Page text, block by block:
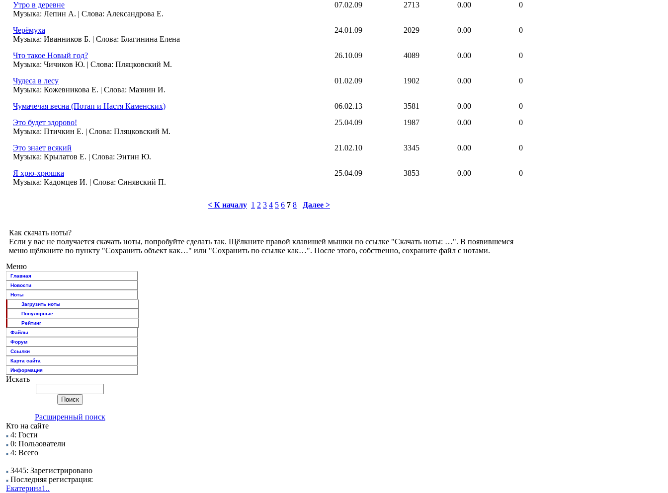
Утро в деревне
Музыка: Лепин А. | Слова: Александрова Е.
07.02.09 2713 0.00 0
Черёмуха
Музыка: Иванников Б. | Слова: Благинина Елена
24.01.09 2029 0.00 0
Что такое Новый год?
Музыка: Чичиков Ю. | Слова: Пляцковский М.
26.10.09 4089 0.00 0
Чудеса в лесу
Музыка: Кожевникова Е. | Слова: Мазнин И.
01.02.09 1902 0.00 0
Чумачечая весна (Потап и Настя Каменских) 06.02.13 3581 0.00
0
Это будет здорово!
Музыка: Птичкин Е. | Слова: Пляцковский М.
25.04.09 1987 0.00 0
Это знает всякий
Музыка: Крылатов Е. | Слова: Энтин Ю.
21.02.10 3345 0.00 0
Я хрю-хрюшка
Музыка: Кадомцев И. | Слова: Синявский П.
25.04.09 3853 0.00 0
< К началу 1 2 3 4 5 6 7 8 Далее >
Как скачать ноты?
Если у вас не получается скачать ноты, попробуйте сделать так. Щёлкните правой клавишей мышки по ссылке "Скачать ноты: …". В появившемся
меню щёлкните по пункту "Сохранить объект как…" или "Сохранить по ссылке как…". После этого, собственно, сохраните файл с нотами.
Меню
Главная
Новости
Ноты
Загрузить ноты
Популярные
Рейтинг
Файлы
Форум
Ссылки
Карта сайта
Информация
Искать
Расширенный поиск
Кто на сайте
4: Гости
0: Пользователи
4: Всего
3445: Зарегистрировано
Последняя регистрация:
Екатерина1..